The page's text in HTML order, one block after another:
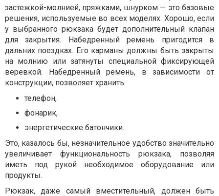
застежкой-молнией, пряжками, шнурком — это базовые
решения, используемые во всех моделях. Хорошо, если
у выбранного рюкзака будет дополнительный клапан
для закрытия. Набедренный ремень пригодится в
дальних поездках. Его карманы должны быть закрыты
на молнию или затянуты специальной фиксирующей
веревкой. Набедренный ремень, в зависимости от
конструкции, позволяет хранить:
телефон,
фонарик,
энергетические батончики.
Это, казалось бы, незначительное удобство значительно
увеличивает функциональность рюкзака, позволяя
иметь под рукой необходимое оборудование или
продукты.
Рюкзак, даже самый вместительный, должен быть